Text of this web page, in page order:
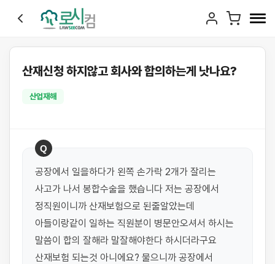
산재신청 하지않고 회사와 합의하는게 낫나요?
산업재해
Q
공장에서 일을하다가 왼쪽 손가락 2개가 잘리는
사고가 나서 봉합수술을 했습니다 저는 공장에서
정직원이니까 산재보험으로 된줄알았는데
아들이랑같이 일하는 직원분이 병문안오셔서 하시는
말씀이 합의 잘해라 말잘해야한다 하시더라구요
산재보험 되는것 아니에요? 물으니까 공장에서